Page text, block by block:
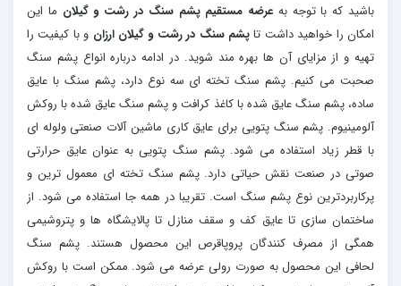
باشید که با توجه به عرضه مستقیم پشم سنگ در رشت و گیلان ما این
امکان را خواهید داشت تاپشم سنگ در رشت و گیلان ارزان و با کیفیت را
تهیه و از مزایای آن ها بهره مند شوید. در ادامه درباره انواع پشم سنگ
صحبت می کنیم. پشم سنگ تخته ای سه نوع دارد، پشم سنگ با عایق
ساده، پشم سنگ عایق شده با کاغذ کرافت و پشم سنگ عایق شده با روکش
آلومینیوم. پشم سنگ پتویی برای عایق کاری ماشین آلات صنعتی ولوله ای
با قطر زیاد استفاده می شود. پشم سنگ پتویی به عنوان عایق حرارتی
صوتی در صنعت نقش حیاتی دارد. پشم سنگ تخته ای معمول ترین و
پرکاربردترین نوع پشم سنگ است. تقریبا در همه جا استفاده می شود. از
ساختمان سازی تا عایق کف و سقف منازل تا پالایشگاه ها و پتروشیمی
همگی از مصرف کنندگان پروپاقرص این محصول هستند. پشم سنگ
لحافی این محصول به صورت رولی عرضه می شود. ممکن است با روکش